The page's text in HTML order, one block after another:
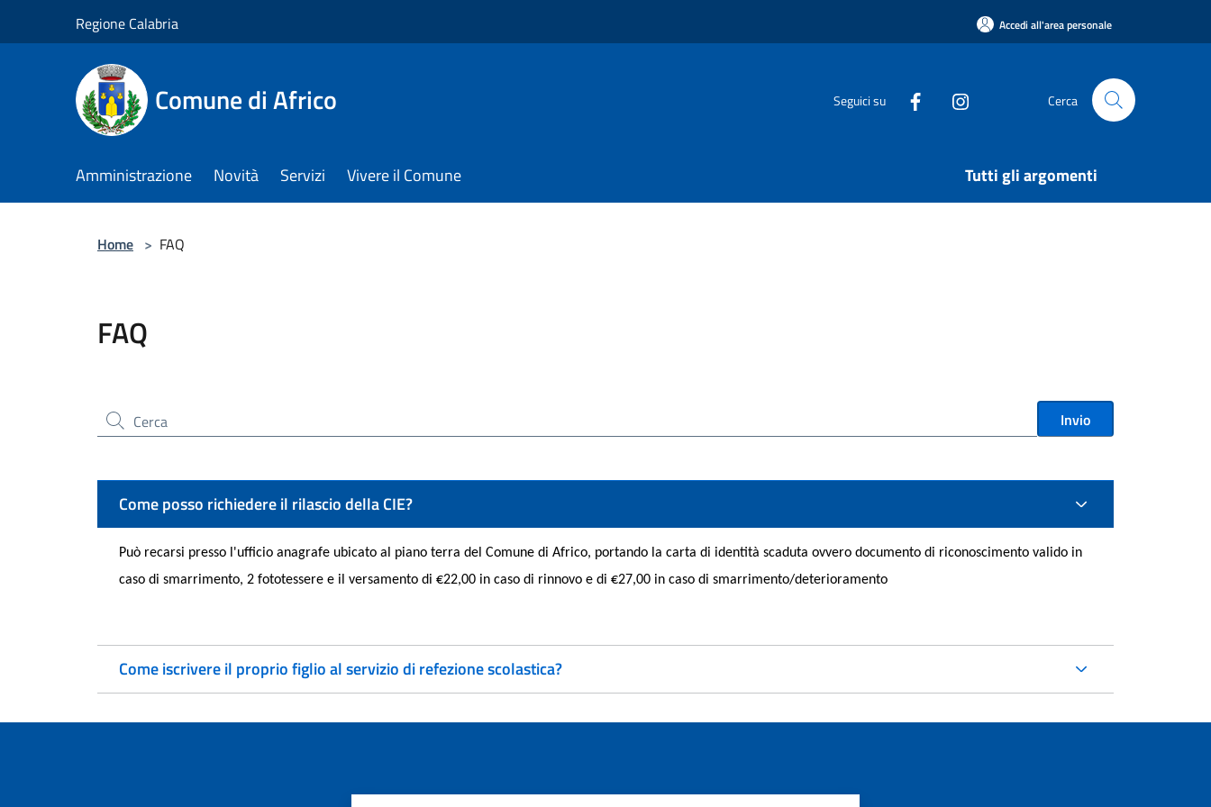
Regione Calabria Accedi all'area personale
Comune di Africo Seguici su Cerca
Amministrazione Novità Servizi Vivere il Comune Tutti gli argomenti
Home > FAQ
FAQ
Cerca nel sito Invio
Come posso richiedere il rilascio della CIE?
Può recarsi presso l'ufficio anagrafe ubicato al piano terra del Comune di Africo, portando la carta di identità scaduta ovvero documento di riconoscimento valido in
caso di smarrimento, 2 fototessere e il versamento di €22,00 in caso di rinnovo e di €27,00 in caso di smarrimento/deterioramento
Come iscrivere il proprio figlio al servizio di refezione scolastica?